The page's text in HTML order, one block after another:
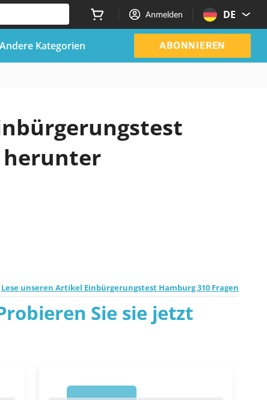
Anmelden DE
Andere Kategorien ABONNIEREN
herunter
Lese unseren Artikel Einbürgerungstest Hamburg 310 Fragen
Sie sie jetzt